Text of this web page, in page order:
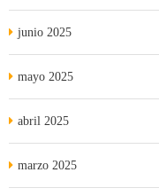
junio 2025
mayo 2025
abril 2025
marzo 2025